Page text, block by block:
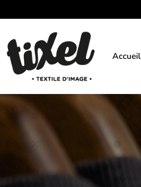
Accueil